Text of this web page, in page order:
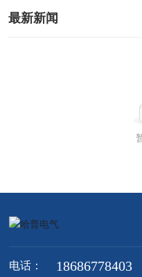
最新新闻
电话： 18686778403